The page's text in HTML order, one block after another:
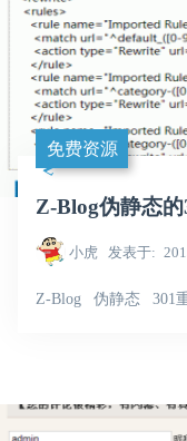
免费资源
Z-Blog伪静态
小虎 发表于
Z-Blog 伪静态 301